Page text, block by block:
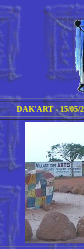
DAK'ART - 15/05/